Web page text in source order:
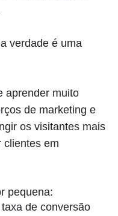
verdade é uma
aprender muito
de marketing e
os visitantes mais
clientes em
pequena:
de conversão